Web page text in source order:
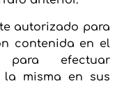
autorizado para
contenida en el
efectuar
la misma en sus